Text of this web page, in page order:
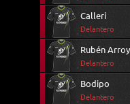
Calleri
Delantero
Rubén
Delantero
Bodipo
Delantero